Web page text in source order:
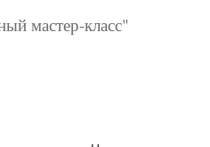
мастер-класс"